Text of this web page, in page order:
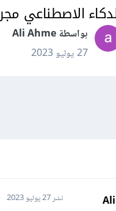
الاصطناعي
بواسطة Ali Ahme
27 يوليو 2023
نشر27 يوليو 2023